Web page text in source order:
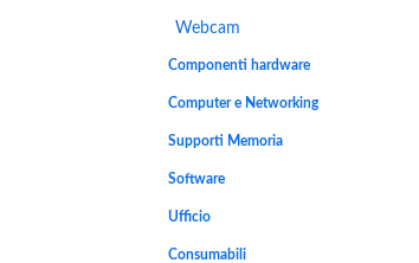
Webcam
Componenti hardware
Computer e Networking
Supporti Memoria
Software
Ufficio
Consumabili